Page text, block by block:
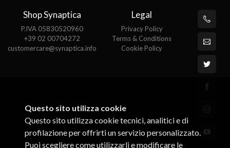
Shop Synaptica
P.IVA 05830520960
+39 02 00704272
customercare@synaptica.info
Legal
Privacy Policy
Terms & Conditions
Cookie Policy
Questo sito utilizza cookie
Questo sito utilizza cookie tecnici, analitici e di
profilazione per offrirti un servizio personalizzato.
Puoi scegliere come utilizzarli e modificare le